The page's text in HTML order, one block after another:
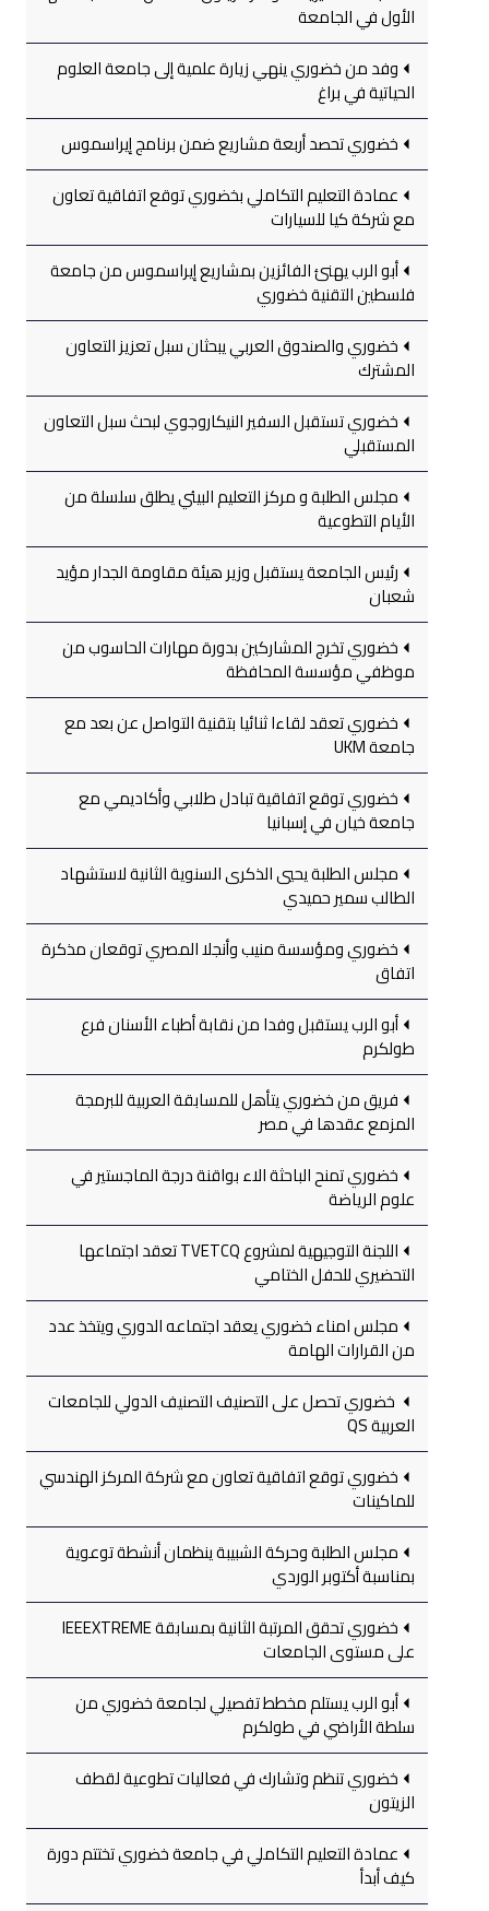
الأول في الجامعة
وفد من خضوري ينهي زيارة علمية إلى جامعة العلوم
الحياتية في براغ
خضوري تحصد أربعة مشاريع ضمن برنامج إيراسموس
عمادة التعليم التكاملي بخضوري توقع اتفاقية تعاون
مع شركة كيا للسيارات
أبو الرب يهنئ الفائزين بمشاريع إيراسموس من جامعة
فلسطين التقنية خضوري
خضوري والصندوق العربي يبحثان سبل تعزيز التعاون
المشترك
خضوري تستقبل السفير النيكاروجوي لبحث سبل التعاون
المستقبلي
مجلس الطلبة و مركز التعليم البيئي يطلق سلسلة من
الأيام التطوعية
رئيس الجامعة يستقبل وزير هيئة مقاومة الجدار مؤيد
شعبان
خضوري تخرج المشاركين بدورة مهارات الحاسوب من
موظفي مؤسسة المحافظة
خضوري تعقد لقاءا ثنائيا بتقنية التواصل عن بعد مع
جامعة UKM
خضوري توقع اتفاقية تبادل طلابي وأكاديمي مع
جامعة خيان في إسبانيا
مجلس الطلبة يحيي الذكرى السنوية الثانية لاستشهاد
الطالب سمير حميدي
خضوري ومؤسسة منيب وأنجلا المصري توقعان مذكرة
اتفاق
أبو الرب يستقبل وفدا من نقابة أطباء الأسنان فرع
طولكرم
فريق من خضوري يتأهل للمسابقة العربية للبرمجة
المزمع عقدها في مصر
خضوري تمنح الباحثة الاء بواقنة درجة الماجستير في
علوم الرياضة
اللجنة التوجيهية لمشروع TVETCQ تعقد اجتماعها
التحضيري للحفل الختامي
مجلس امناء خضوري يعقد اجتماعه الدوري ويتخذ عدد
من القرارات الهامة
خضوري تحصل على التصنيف التصنيف الدولي للجامعات
العربية QS
خضوري توقع اتفاقية تعاون مع شركة المركز الهندسي
للماكينات
مجلس الطلبة وحركة الشبيبة ينظمان أنشطة توعوية
بمناسبة أكتوبر الوردي
خضوري تحقق المرتبة الثانية بمسابقة IEEEXTREME
على مستوى الجامعات
أبو الرب يستلم مخطط تفصيلي لجامعة خضوري من
سلطة الأراضي في طولكرم
خضوري تنظم وتشارك في فعاليات تطوعية لقطف
الزيتون
عمادة التعليم التكاملي في جامعة خضوري تختتم دورة
كيف أبدأ